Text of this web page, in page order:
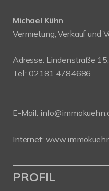
Michael Kühn
Vermietung, Verkauf und
Adresse: Lindenstraße
Tel.: 02181 4784686
E-Mail:
Internet:
PROFIL